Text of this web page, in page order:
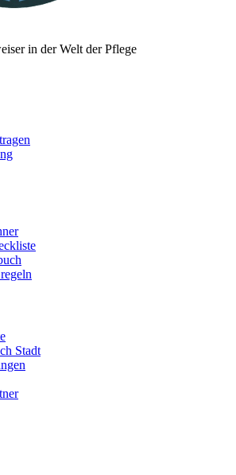
in der Welt der Pflege
Stadt